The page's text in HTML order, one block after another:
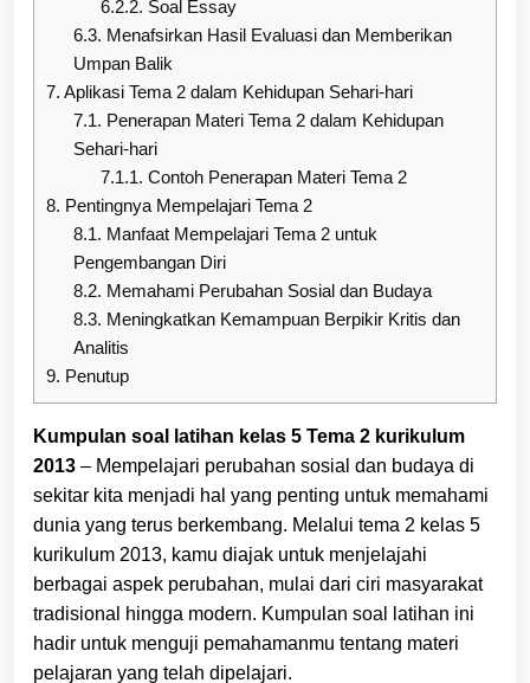
6.2.2. Soal Essay
6.3. Menafsirkan Hasil Evaluasi dan Memberikan
Umpan Balik
7. Aplikasi Tema 2 dalam Kehidupan Sehari-hari
7.1. Penerapan Materi Tema 2 dalam Kehidupan
Sehari-hari
7.1.1. Contoh Penerapan Materi Tema 2
8. Pentingnya Mempelajari Tema 2
8.1. Manfaat Mempelajari Tema 2 untuk
Pengembangan Diri
8.2. Memahami Perubahan Sosial dan Budaya
8.3. Meningkatkan Kemampuan Berpikir Kritis dan
Analitis
9. Penutup
Kumpulan soal latihan kelas 5 Tema 2 kurikulum
2013 – Mempelajari perubahan sosial dan budaya di
sekitar kita menjadi hal yang penting untuk memahami
dunia yang terus berkembang. Melalui tema 2 kelas 5
kurikulum 2013, kamu diajak untuk menjelajahi
berbagai aspek perubahan, mulai dari ciri masyarakat
tradisional hingga modern. Kumpulan soal latihan ini
hadir untuk menguji pemahamanmu tentang materi
pelajaran yang telah dipelajari.